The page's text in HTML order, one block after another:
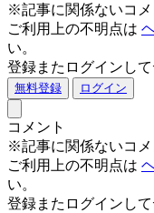
※記事に関係ないコメ
ご利用上の不明点は
い。
登録またログインし
無料登録 ログイン
コメント
※記事に関係ないコメ
ご利用上の不明点は
い。
登録またログインし